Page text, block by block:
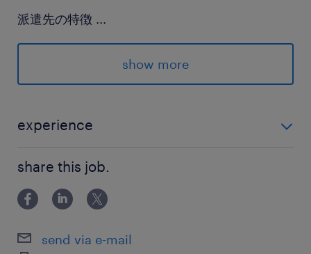
派遣先の特徴 ...
中古車買取のパイオニア。中古車販売においても
リーディングカンパニーに成長。「ガリバー」ブ
ランドを中心として、日本全国に約500店舗展
東武野田線／川間駅（車9分）
東武伊勢崎線、東武野田線／春日部駅
シフト制
show more
experience
問題ございません ＜未経験歓迎＞ 「業界未経験」から
活躍できます！！ ハローワークでお仕事お探し中の
方、第二新卒さんも歓迎♪
share this job.
send via e-mail